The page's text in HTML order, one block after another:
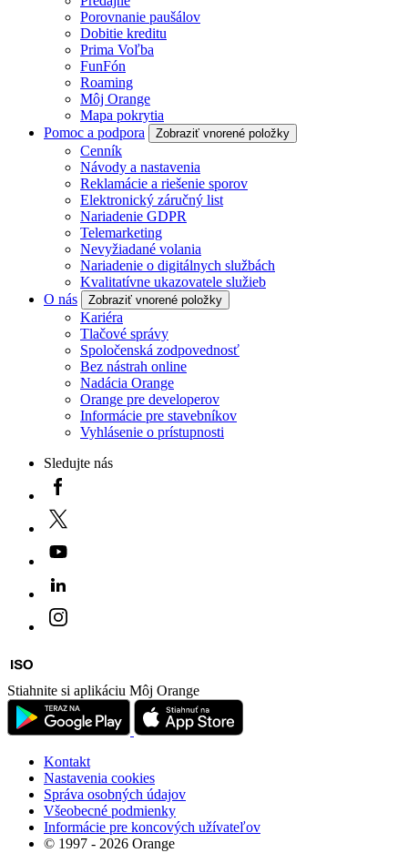
Porovnanie paušálov
Dobitie kreditu
Prima Voľba
FunFón
Roaming
Môj Orange
Mapa pokrytia
Pomoc a podpora
Zobraziť vnorené položky
Cenník
Návody a nastavenia
Reklamácie a riešenie sporov
Elektronický záručný list
Nariadenie GDPR
Telemarketing
Nevyžiadané volania
Nariadenie o digitálnych službách
Kvalitatívne ukazovatele služieb
O nás
Zobraziť vnorené položky
Kariéra
Tlačové správy
Spoločenská zodpovednosť
Bez nástrah online
Nadácia Orange
Orange pre developerov
Informácie pre stavebníkov
Vyhlásenie o prístupnosti
Sledujte nás
Stiahnite si aplikáciu Môj Orange
Kontakt
Nastavenia cookies
Správa osobných údajov
Všeobecné podmienky
Informácie pre koncových užívateľov
© 1997 - 2026 Orange